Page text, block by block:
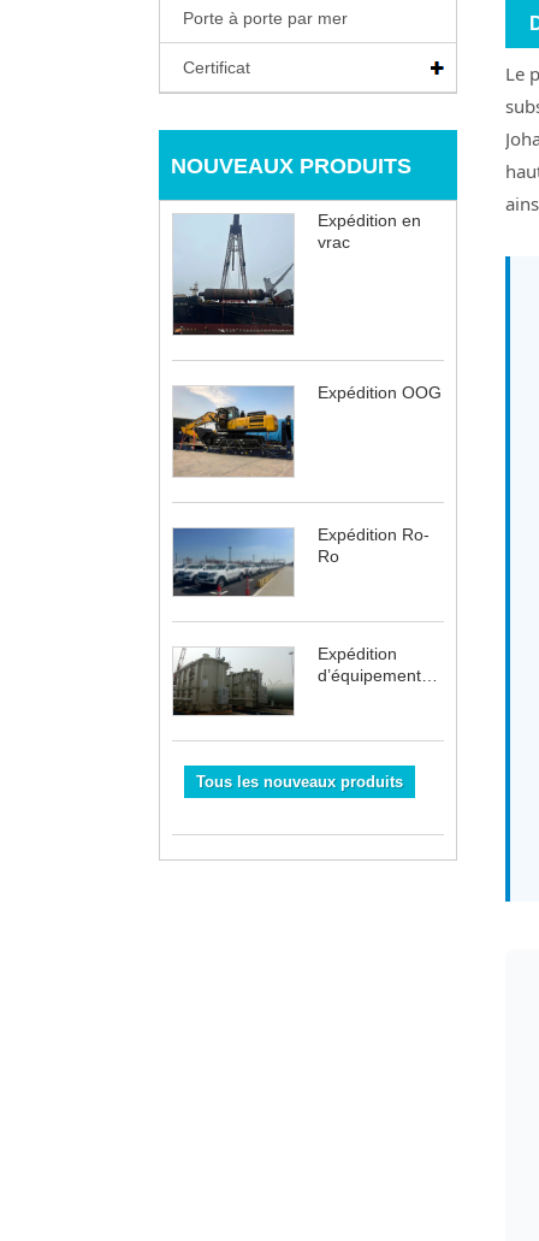
Porte à porte par mer
Certificat
NOUVEAUX PRODUITS
Expédition en
vrac
Expédition OOG
Expédition Ro-
Ro
Expédition
d’équipements
Tous les nouveaux produits
Le